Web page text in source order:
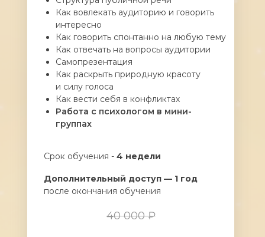
Как вовлекать аудиторию и говорить
интересно
Как говорить спонтанно на любую тему
Как отвечать на вопросы аудитории
Самопрезентация
Как раскрыть природную красоту
и силу голоса
Как вести себя в конфликтах
Работа с психологом в мини-
группах
Срок обучения - 4 недели
Дополнительный доступ — 1 год
после окончания обучения
40 000 ₽